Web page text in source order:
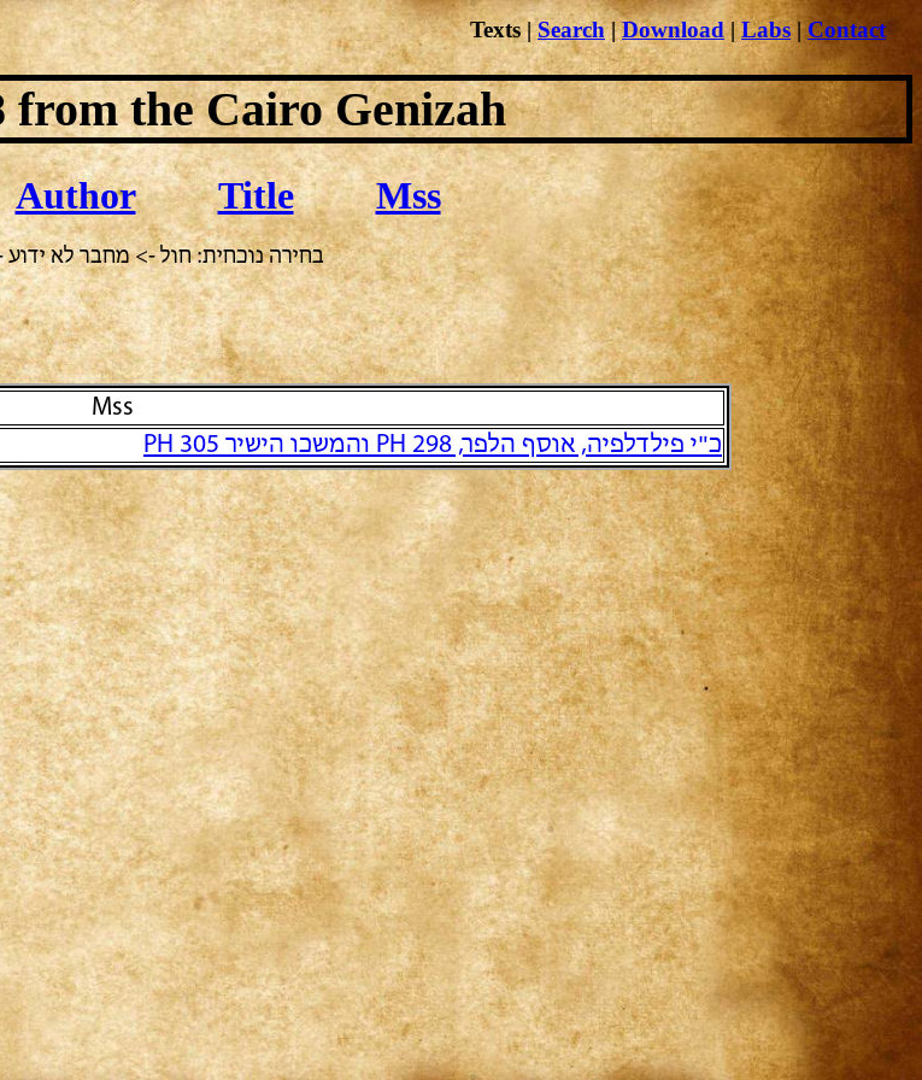
from the Cairo Genizah
Author Title Mss
בחירה נוכחית: חול -> מחבר לא
Mss
כ"י פילדלפיה, אוסף הלפר, PH 298 והמשכו הישיר PH 305
Texts|Search|Download|Labs | Contact